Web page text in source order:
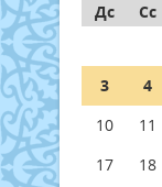
Дс
Сс
3
4
10
11
17
18